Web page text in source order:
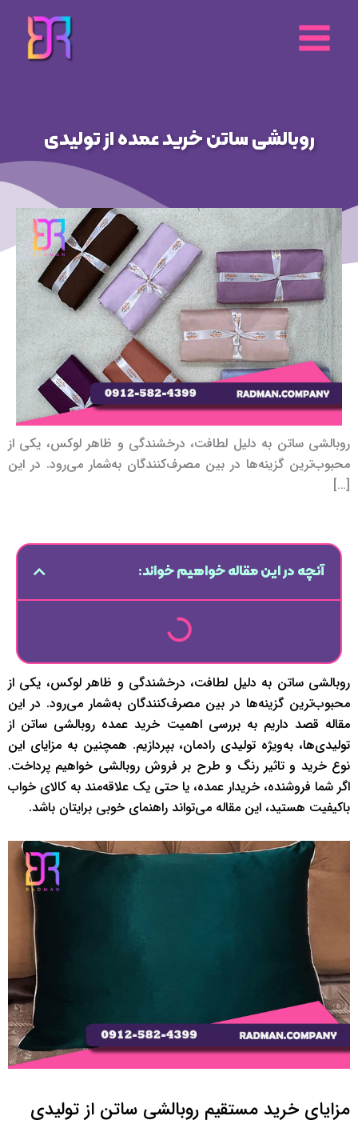
محتوا
روبالشی ساتن خرید عمده از تولیدی
روبالشی ساتن به دلیل لطافت، درخشندگی و ظاهر لوکس، یکی از
محبوب‌ترین گزینه‌ها در بین مصرف‌کنندگان به‌شمار می‌رود. در این
[…]
آنچه در این مقاله خواهیم خواند:
روبالشی ساتن به دلیل لطافت، درخشندگی و ظاهر لوکس، یکی از
محبوب‌ترین گزینه‌ها در بین مصرف‌کنندگان به‌شمار می‌رود. در این
مقاله قصد داریم به بررسی اهمیت خرید عمده روبالشی ساتن از
تولیدی‌ها، به‌ویژه تولیدی رادمان، بپردازیم. همچنین به مزایای این
نوع خرید و تاثیر رنگ و طرح بر فروش روبالشی خواهیم پرداخت.
اگر شما فروشنده، خریدار عمده، یا حتی یک علاقه‌مند به کالای خواب
باکیفیت هستید، این مقاله می‌تواند راهنمای خوبی برایتان باشد.
مزایای خرید مستقیم روبالشی ساتن از تولیدی